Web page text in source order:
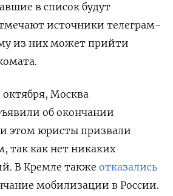
в список будут
источники телеграм-
из них может прийти
октября, Москва
об окончании
этом юристы призвали
так как нет никаких
В Кремле также отказались
мобилизации в России.